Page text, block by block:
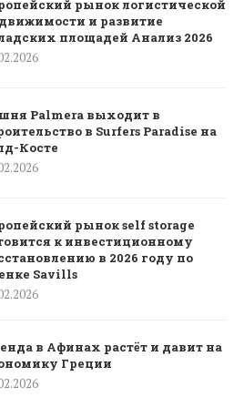
рынок логистической
и развитие
площадей Анализ 2026
Palmera выходит в
в Surfers Paradise на
Косте
рынок self storage
к инвестиционному
в 2026 году по
Savills
в Афинах растёт и давит на
Греции